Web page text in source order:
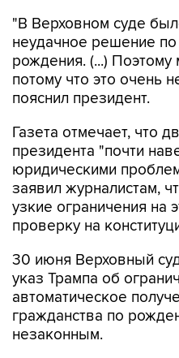
"В Верховном суде
неудачное решение
рождения. (...)
потому что это очень
пояснил президент.
Газета отмечает, что
президента "почти
юридическими
заявил журналистам,
узкие ограничения на
проверку на
30 июня Верховный
указ Трампа об
автоматическое
гражданства по
незаконным.